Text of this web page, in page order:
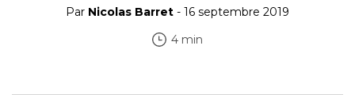
Par Nicolas Barret - 16 septembre 2019
4 min